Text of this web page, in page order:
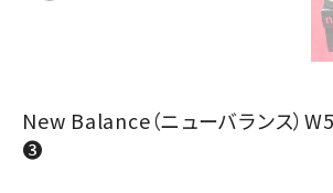
New Balance（ニューバランス）
❸